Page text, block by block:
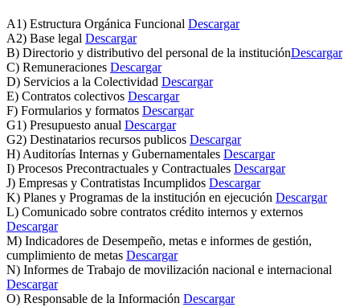
A1) Estructura Orgánica Funcional Descargar
A2) Base legal Descargar
B) Directorio y distributivo del personal de la instituciónDescargar
C) Remuneraciones Descargar
D) Servicios a la Colectividad Descargar
E) Contratos colectivos Descargar
F) Formularios y formatos Descargar
G1) Presupuesto anual Descargar
G2) Destinatarios recursos publicos Descargar
H) Auditorías Internas y Gubernamentales Descargar
I) Procesos Precontractuales y Contractuales Descargar
J) Empresas y Contratistas Incumplidos Descargar
K) Planes y Programas de la institución en ejecución Descargar
L) Comunicado sobre contratos crédito internos y externos
Descargar
M) Indicadores de Desempeño, metas e informes de gestión,
cumplimiento de metas Descargar
N) Informes de Trabajo de movilización nacional e internacional
Descargar
O) Responsable de la Información Descargar